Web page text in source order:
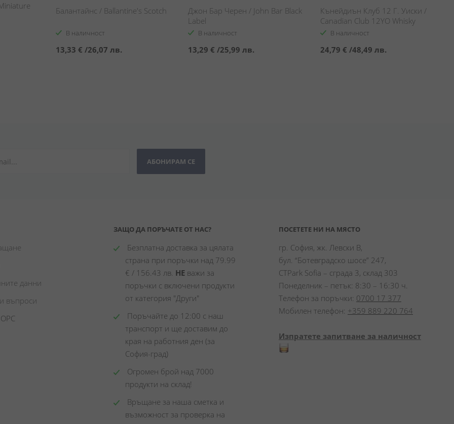
Балантайнс / Ballantine's Scotch
В наличност
13,33 € /26,07 лв.
Джон Бар Черен / John Bar Black
Label
В наличност
13,29 € /25,99 лв.
Кънейдиън Клуб 12 Г. Уиски /
Canadian Club 12YO Whisky
В наличност
24,79 € /48,49 лв.
АБОНИРАМ СЕ
данни
въпроси
ЗАЩО ДА ПОРЪЧАТЕ ОТ НАС?
Безплатна доставка за цялата
страна при поръчки над 79.99
€ / 156.43 лв. НЕ важи за
поръчки с включени продукти
от категория "Други"
Поръчайте до 12:00 с наш
транспорт и ще доставим до
края на работния ден (за
София-град)
Огромен брой над 7000
продукти на склад!
Връщане за наша сметка и
възможност за проверка на
ПОСЕТЕТЕ НИ НА МЯСТО
гр. София, жк. Левски В,
бул. “Ботевградско шосе” 247,
CTPark Sofia – сграда 3, склад 303
Понеделник – петък: 8:30 – 16:30 ч.
Телефон за поръчки: 0700 17 377
Мобилен телефон: +359 889 220 764
Изпратете запитване за наличност